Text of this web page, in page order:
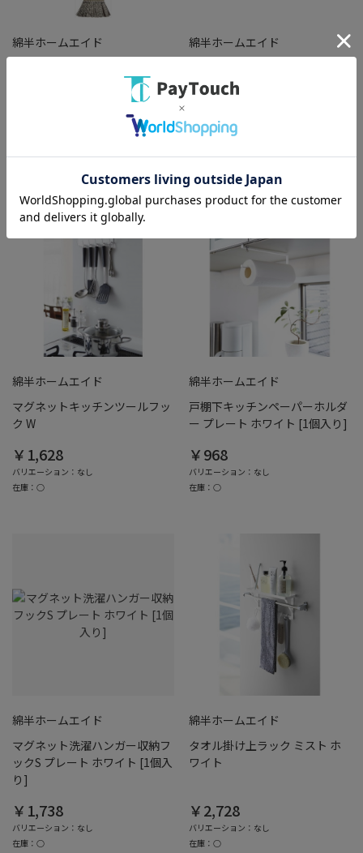
綿半ホームエイド
綿半ホームエイド
ート ホワイト [1個入り]
バリエーション：なし
綿半ホームエイド
マグネットキッチンツールフッ
ク W
￥1,628
バリエーション：なし
在庫：○
綿半ホームエイド
戸棚下キッチンペーパーホルダ
ー プレート ホワイト [1個入り]
￥968
バリエーション：なし
在庫：○
綿半ホームエイド
マグネット洗濯ハンガー収納フ
ックS プレート ホワイト [1個入
り]
￥1,738
バリエーション：なし
在庫：○
綿半ホームエイド
タオル掛け上ラック ミスト ホ
ワイト
￥2,728
バリエーション：なし
在庫：○